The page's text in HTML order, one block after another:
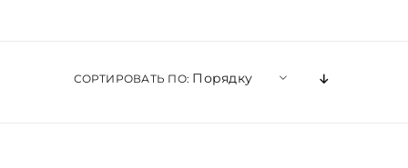
СОРТИРОВАТЬ ПО: Порядку